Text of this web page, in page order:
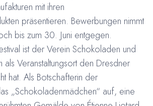
mit ihren
präsentieren. Bewerbungen nimmt
bis zum 30. Juni entgegen.
ist der Verein Schokoladen und
als Veranstaltungsort den Dresdner
hat. Als Botschafterin der
„Schokoladenmädchen“ auf, eine